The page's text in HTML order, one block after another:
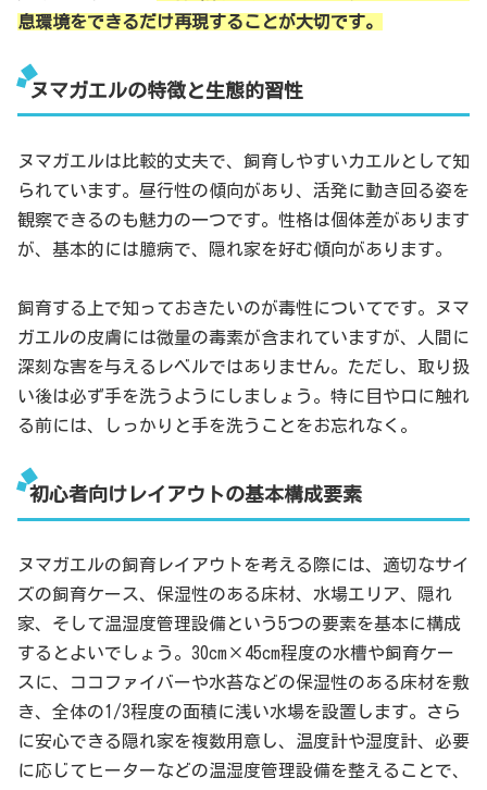
息環境をできるだけ再現することが大切です。
ヌマガエルの特徴と生態的習性
ヌマガエルは比較的丈夫で、飼育しやすいカエルとして知
られています。昼行性の傾向があり、活発に動き回る姿を
観察できるのも魅力の一つです。性格は個体差があります
が、基本的には臆病で、隠れ家を好む傾向があります。
飼育する上で知っておきたいのが毒性についてです。ヌマ
ガエルの皮膚には微量の毒素が含まれていますが、人間に
深刻な害を与えるレベルではありません。ただし、取り扱
い後は必ず手を洗うようにしましょう。特に目や口に触れ
る前には、しっかりと手を洗うことをお忘れなく。
初心者向けレイアウトの基本構成要素
ヌマガエルの飼育レイアウトを考える際には、適切なサイ
ズの飼育ケース、保湿性のある床材、水場エリア、隠れ
家、そして温湿度管理設備という5つの要素を基本に構成
するとよいでしょう。30cm×45cm程度の水槽や飼育ケー
スに、ココファイバーや水苔などの保湿性のある床材を敷
き、全体の1/3程度の面積に浅い水場を設置します。さら
に安心できる隠れ家を複数用意し、温度計や湿度計、必要
に応じてヒーターなどの温湿度管理設備を整えることで、